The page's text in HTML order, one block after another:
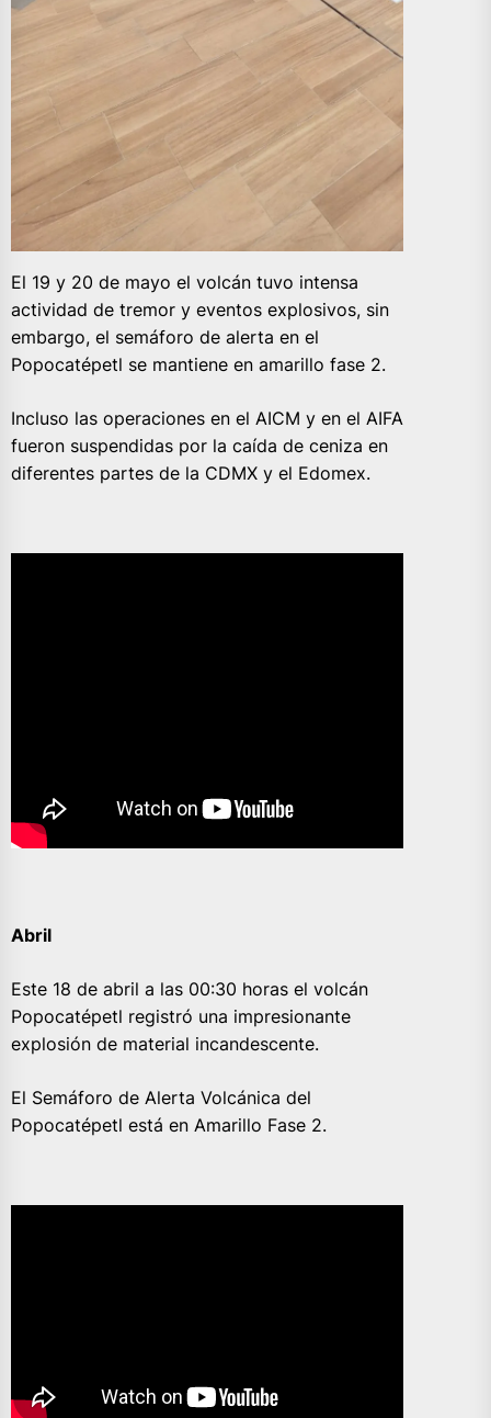
El 19 y 20 de mayo el volcán tuvo intensa
actividad de tremor y eventos explosivos, sin
embargo, el semáforo de alerta en el
Popocatépetl se mantiene en amarillo fase 2.
Incluso las operaciones en el AICM y en el AIFA
fueron suspendidas por la caída de ceniza en
diferentes partes de la CDMX y el Edomex.
Abril
Este 18 de abril a las 00:30 horas el volcán
Popocatépetl registró una impresionante
explosión de material incandescente.
El Semáforo de Alerta Volcánica del
Popocatépetl está en Amarillo Fase 2.